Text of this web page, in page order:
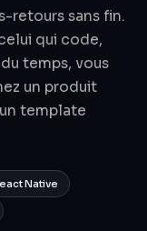
retours sans fin.
qui code,
temps, vous
un produit
template
Native